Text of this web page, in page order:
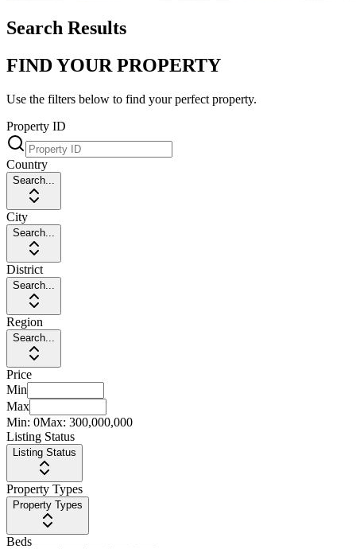
Search Results
FIND YOUR PROPERTY
Use the filters below to find your perfect property.
Property ID
Country
Search...
City
Search...
District
Search...
Region
Search...
Price
Min
Max
Min: 0Max: 300,000,000
Listing Status
Listing Status
Property Types
Property Types
Beds